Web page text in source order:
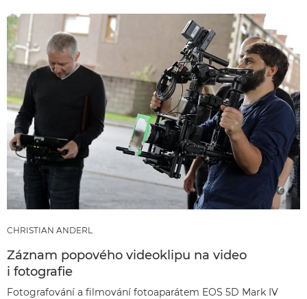
CHRISTIAN ANDERL
Záznam popového videoklipu na video
i fotografie
Fotografování a filmování fotoaparátem EOS 5D Mark IV